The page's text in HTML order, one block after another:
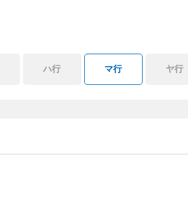
ハ行 マ行 ヤ行